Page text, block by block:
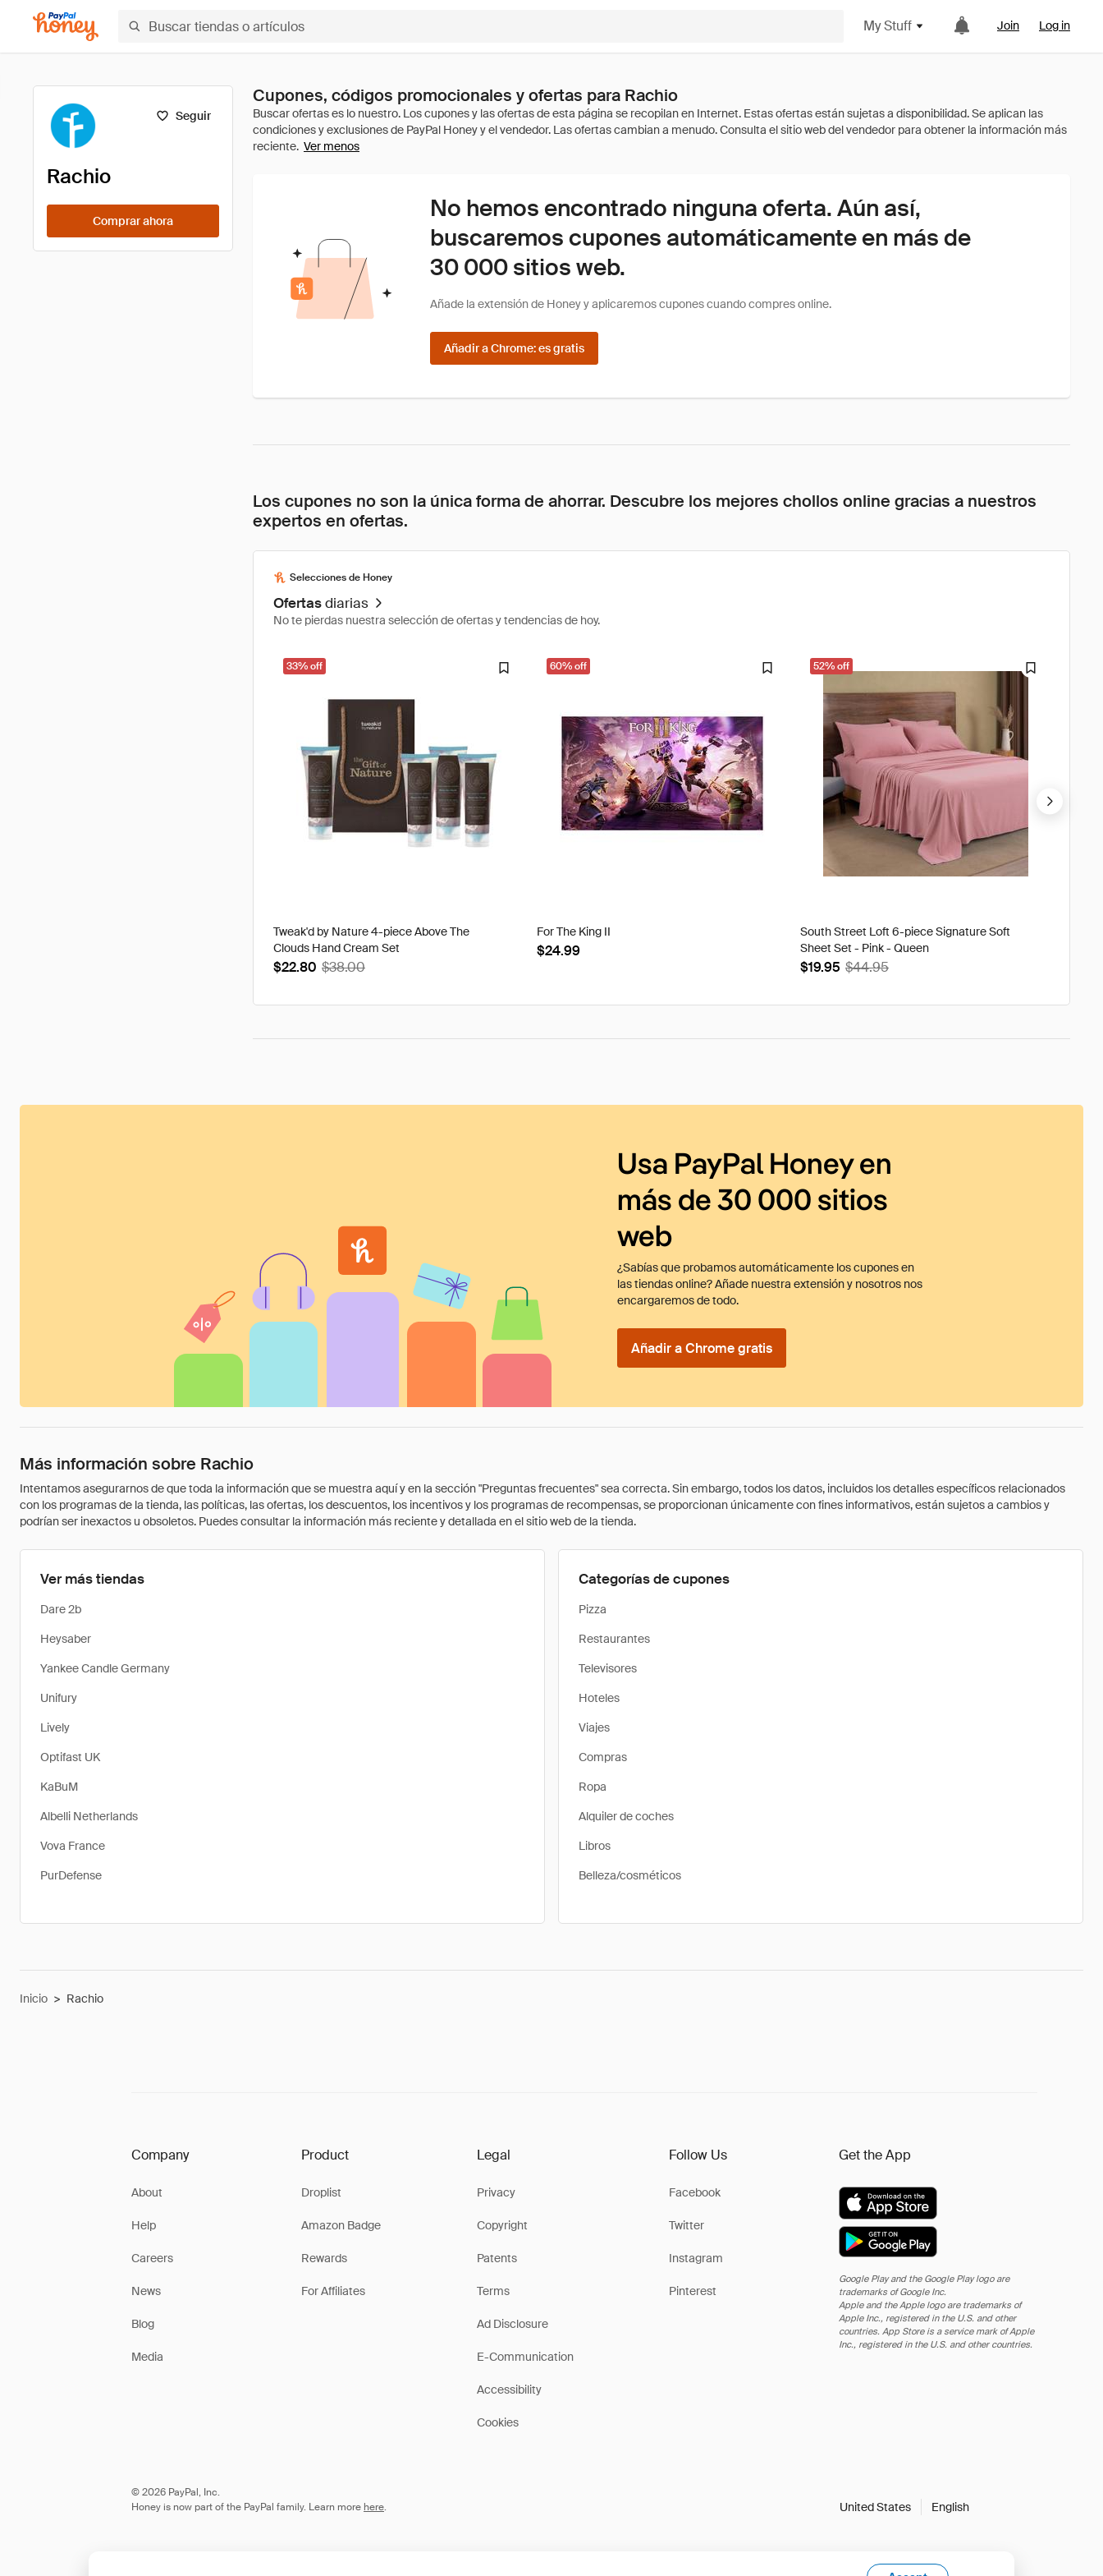
My Stuff Join Log in
Seguir
Rachio
Comprar ahora
Cupones, códigos promocionales y ofertas para Rachio
Ver menos
No hemos encontrado ninguna oferta. Aún así,
buscaremos cupones automáticamente en más de
30 000 sitios web.
Añade la extensión de Honey y aplicaremos cupones cuando compres online.
Añadir a Chrome: es gratis
Los cupones no son la única forma de ahorrar. Descubre los mejores chollos online gracias a nuestros
expertos en ofertas.
Selecciones de Honey
Ofertasdiarias
No te pierdas nuestra selección de ofertas y tendencias de hoy.
33% off
Tweak'd by Nature 4-piece Above The
Clouds Hand Cream Set
$22.80 $38.00
60% off
For The King II
$24.99
52% off
South Street Loft 6-piece Signature Soft
Sheet Set - Pink - Queen
$19.95 $44.95
Usa PayPal Honey en
más de 30 000 sitios
web
¿Sabías que probamos automáticamente los cupones en
las tiendas online? Añade nuestra extensión y nosotros nos
encargaremos de todo.
Añadir a Chrome gratis
Más información sobre Rachio
Intentamos asegurarnos de que toda la información que se muestra aquí y en la sección "Preguntas frecuentes" sea correcta. Sin embargo, todos los datos, incluidos los detalles específicos relacionados
con los programas de la tienda, las políticas, las ofertas, los descuentos, los incentivos y los programas de recompensas, se proporcionan únicamente con fines informativos, están sujetos a cambios y
podrían ser inexactos u obsoletos. Puedes consultar la información más reciente y detallada en el sitio web de la tienda.
Ver más tiendas
Dare 2b
Heysaber
Yankee Candle Germany
Unifury
Lively
Optifast UK
KaBuM
Albelli Netherlands
Vova France
PurDefense
Categorías de cupones
Pizza
Restaurantes
Televisores
Hoteles
Viajes
Compras
Ropa
Alquiler de coches
Libros
Belleza/cosméticos
Inicio > Rachio
Company
About
Help
Careers
News
Blog
Media
Product
Droplist
Amazon Badge
Rewards
For Affiliates
Legal
Privacy
Copyright
Patents
Terms
Ad Disclosure
E-Communication
Accessibility
Cookies
Follow Us
Facebook
Twitter
Instagram
Pinterest
Get the App
Google Play and the Google Play logo are
trademarks of Google Inc.
Apple and the Apple logo are trademarks of
Apple Inc., registered in the U.S. and other
countries. App Store is a service mark of Apple
Inc., registered in the U.S. and other countries.
© 2026 PayPal, Inc.
Honey is now part of the PayPal family. Learn more here. United States English